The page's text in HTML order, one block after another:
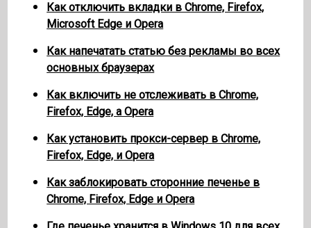
Как отключить вкладки в Chrome, Firefox,
Microsoft Edge и Opera
Как напечатать статью без рекламы во всех
основных браузерах
Как включить не отслеживать в Chrome,
Firefox, Edge, а Opera
Как установить прокси-сервер в Chrome,
Firefox, Edge, и Opera
Как заблокировать сторонние печенье в
Chrome, Firefox, Edge и Opera